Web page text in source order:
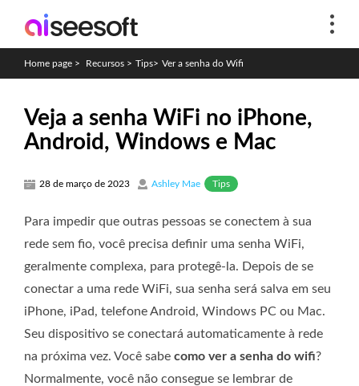
Home page > Recursos > Tips> Ver a senha do Wifi
Veja a senha WiFi no iPhone,
Android, Windows e Mac
28 de março de 2023 Ashley Mae Tips
Para impedir que outras pessoas se conectem à sua
rede sem fio, você precisa definir uma senha WiFi,
geralmente complexa, para protegê-la. Depois de se
conectar a uma rede WiFi, sua senha será salva em seu
iPhone, iPad, telefone Android, Windows PC ou Mac.
Seu dispositivo se conectará automaticamente à rede
na próxima vez. Você sabe como ver a senha do wifi?
Normalmente, você não consegue se lembrar de